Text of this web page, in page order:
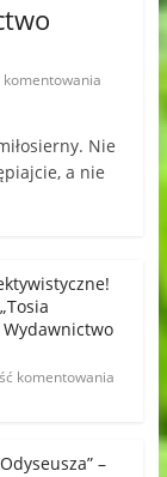
Nie
a nie
komentowania
–